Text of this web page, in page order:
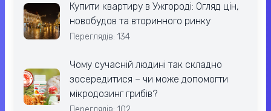
Купити квартиру в Ужгороді: Огляд цін,
новобудов та вторинного ринку
Переглядів: 134
Чому сучасній людині так складно
зосередитися – чи може допомогти
мікродозинг грибів?